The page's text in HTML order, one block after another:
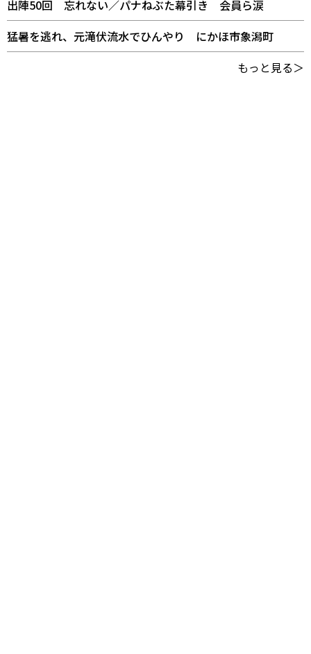
出陣50回 忘れない／パナねぶた幕引き 会員ら涙
猛暑を逃れ、元滝伏流水でひんやり にかほ市象潟町
もっと見る＞